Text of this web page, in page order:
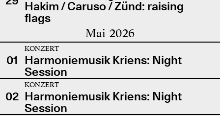
Hakim / Caruso / Zünd: raising
flags
Mai 2026
01
KONZERT
Harmoniemusik Kriens: Night
Session
02
KONZERT
Harmoniemusik Kriens: Night
Session